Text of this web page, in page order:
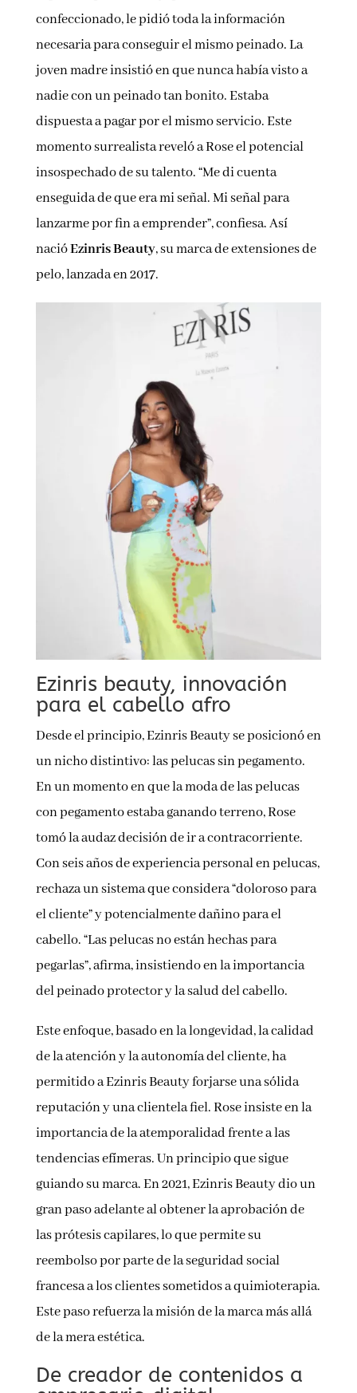
confeccionado, le pidió toda la información
necesaria para conseguir el mismo peinado. La
joven madre insistió en que nunca había visto a
nadie con un peinado tan bonito. Estaba
dispuesta a pagar por el mismo servicio. Este
momento surrealista reveló a Rose el potencial
insospechado de su talento. “Me di cuenta
enseguida de que era mi señal. Mi señal para
lanzarme por fin a emprender”, confiesa. Así
nacióEzinris Beauty, su marca de extensiones de
pelo, lanzada en 2017.
Ezinris beauty, innovación
para el cabello afro
Desde el principio, Ezinris Beauty se posicionó en
un nicho distintivo: las pelucas sin pegamento.
En un momento en que la moda de las pelucas
con pegamento estaba ganando terreno, Rose
tomó la audaz decisión de ir a contracorriente.
Con seis años de experiencia personal en pelucas,
rechaza un sistema que considera “doloroso para
el cliente” y potencialmente dañino para el
cabello. “Las pelucas no están hechas para
pegarlas”, afirma, insistiendo en la importancia
del peinado protector y la salud del cabello.
Este enfoque, basado en la longevidad, la calidad
de la atención y la autonomía del cliente, ha
permitido a Ezinris Beauty forjarse una sólida
reputación y una clientela fiel. Rose insiste en la
importancia de la atemporalidad frente a las
tendencias efímeras. Un principio que sigue
guiando su marca. En 2021, Ezinris Beauty dio un
gran paso adelante al obtener la aprobación de
las prótesis capilares, lo que permite su
reembolso por parte de la seguridad social
francesa a los clientes sometidos a quimioterapia.
Este paso refuerza la misión de la marca más allá
de la mera estética.
De creador de contenidos a